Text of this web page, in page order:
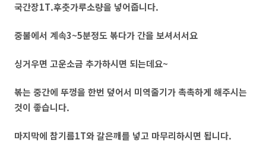
국간장1T.후춧가루소량을 넣어줍니다.
중불에서 계속3~5분정도 볶다가 간을 보셔서서요
싱거우면 고운소금 추가하시면 되는데요~
볶는 중간에 뚜껑을 한번 덮어서 미역줄기가 촉촉하게 해주시는
것이 좋습니다.
마지막에 참기름1T와 갈은깨를 넣고 마무리하시면 됩니다.